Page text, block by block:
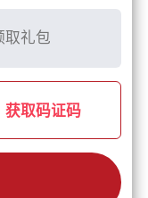
获取码证码